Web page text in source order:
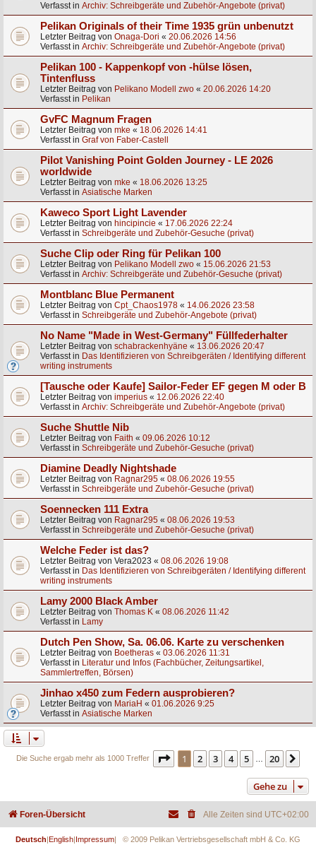
Verfasst in Archiv: Schreibgeräte und Zubehör-Angebote (privat)
Pelikan Originals of their Time 1935 grün unbenutzt
Letzter Beitrag von Onaga-Dori « 20.06.2026 14:56
Verfasst in Archiv: Schreibgeräte und Zubehör-Angebote (privat)
Pelikan 100 - Kappenkopf von -hülse lösen,
Tintenfluss
Letzter Beitrag von Pelikano Modell zwo « 20.06.2026 14:20
Verfasst in Pelikan
GvFC Magnum Fragen
Letzter Beitrag von mke « 18.06.2026 14:41
Verfasst in Graf von Faber-Castell
Pilot Vanishing Point Golden Journey - LE 2026
worldwide
Letzter Beitrag von mke « 18.06.2026 13:25
Verfasst in Asiatische Marken
Kaweco Sport Light Lavender
Letzter Beitrag von hincipincie « 17.06.2026 22:24
Verfasst in Schreibgeräte und Zubehör-Gesuche (privat)
Suche Clip oder Ring für Pelikan 100
Letzter Beitrag von Pelikano Modell zwo « 15.06.2026 21:53
Verfasst in Archiv: Schreibgeräte und Zubehör-Gesuche (privat)
Montblanc Blue Permanent
Letzter Beitrag von Cpt_Chaos1978 « 14.06.2026 23:58
Verfasst in Schreibgeräte und Zubehör-Angebote (privat)
No Name "Made in West-Germany" Füllfederhalter
Letzter Beitrag von schabrackenhyäne « 13.06.2026 20:47
Verfasst in Das Identifizieren von Schreibgeräten / Identifying different
writing instruments
[Tausche oder Kaufe] Sailor-Feder EF gegen M oder B
Letzter Beitrag von imperius « 12.06.2026 22:40
Verfasst in Archiv: Schreibgeräte und Zubehör-Angebote (privat)
Suche Shuttle Nib
Letzter Beitrag von Faith « 09.06.2026 10:12
Verfasst in Schreibgeräte und Zubehör-Gesuche (privat)
Diamine Deadly Nightshade
Letzter Beitrag von Ragnar295 « 08.06.2026 19:55
Verfasst in Schreibgeräte und Zubehör-Gesuche (privat)
Soennecken 111 Extra
Letzter Beitrag von Ragnar295 « 08.06.2026 19:53
Verfasst in Schreibgeräte und Zubehör-Gesuche (privat)
Welche Feder ist das?
Letzter Beitrag von Vera2023 « 08.06.2026 19:08
Verfasst in Das Identifizieren von Schreibgeräten / Identifying different
writing instruments
Lamy 2000 Black Amber
Letzter Beitrag von Thomas K « 08.06.2026 11:42
Verfasst in Lamy
Dutch Pen Show, Sa. 06.06. Karte zu verschenken
Letzter Beitrag von Boetheras « 03.06.2026 11:31
Verfasst in Literatur und Infos (Fachbücher, Zeitungsartikel,
Sammlertreffen, Börsen)
Jinhao x450 zum Federn ausprobieren?
Letzter Beitrag von MariaH « 01.06.2026 9:25
Verfasst in Asiatische Marken
Die Suche ergab mehr als 1000 Treffer Seite 1von 20
1 2 3 4 5 … 20
Gehe zu
Foren-Übersicht Alle Zeiten sind UTC+02:00
Deutsch English Impressum | © 2009 Pelikan Vertriebsgesellschaft mbH & Co. KG